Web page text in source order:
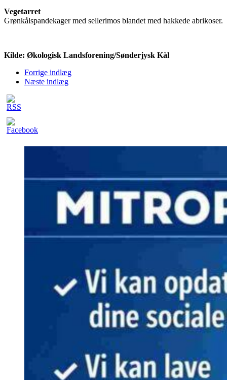
Vegetarret
Grønkålspandekager med sellerimos blandet med hakkede abrikoser.
Kilde: Økologisk Landsforening/Sønderjysk Kål
Forrige indlæg
Næste indlæg